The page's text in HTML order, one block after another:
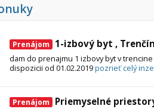
Prenájom 1-izbový byt ,
dam do prenajmu 1 izbovy byt v
dispozicii od 01.02.2019pozrieť celý
Prenájom Priemyselné